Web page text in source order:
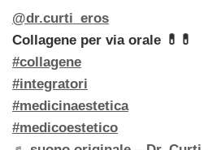
@dr.curti_eros
Collagene per via orale 💊💊
#collagene
#integratori
#medicinaestetica
#medicoestetico